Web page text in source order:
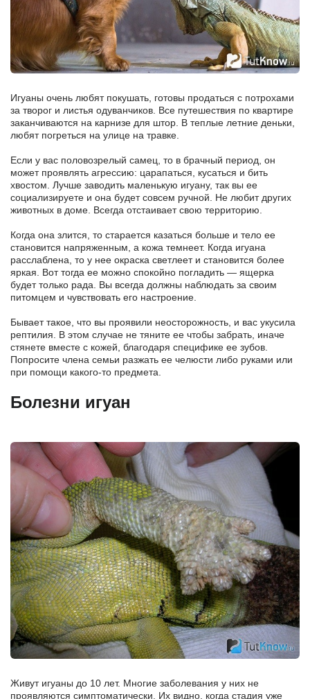
Игуаны очень любят покушать, готовы продаться с потрохами
за творог и листья одуванчиков. Все путешествия по квартире
заканчиваются на карнизе для штор. В теплые летние деньки,
любят погреться на улице на травке.
Если у вас половозрелый самец, то в брачный период, он
может проявлять агрессию: царапаться, кусаться и бить
хвостом. Лучше заводить маленькую игуану, так вы ее
социализируете и она будет совсем ручной. Не любит других
животных в доме. Всегда отстаивает свою территорию.
Когда она злится, то старается казаться больше и тело ее
становится напряженным, а кожа темнеет. Когда игуана
расслаблена, то у нее окраска светлеет и становится более
яркая. Вот тогда ее можно спокойно погладить — ящерка
будет только рада. Вы всегда должны наблюдать за своим
питомцем и чувствовать его настроение.
Бывает такое, что вы проявили неосторожность, и вас укусила
рептилия. В этом случае не тяните ее чтобы забрать, иначе
стянете вместе с кожей, благодаря специфике ее зубов.
Попросите члена семьи разжать ее челюсти либо руками или
при помощи какого-то предмета.
Болезни игуан
Живут игуаны до 10 лет. Многие заболевания у них не
проявляются симптоматически. Их видно, когда стадия уже